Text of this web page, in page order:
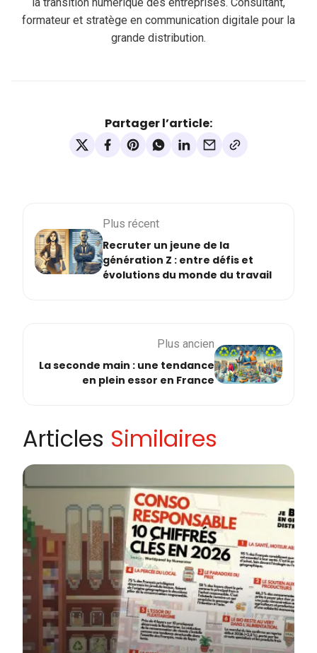
formateur et stratège en communication digitale pour la
grande distribution.
Partager l’article:
Plus récent
Recruter un jeune de la
génération Z : entre défis et
évolutions du monde du travail
Plus ancien
La seconde main : une tendance
en plein essor en France
Articles Similaires